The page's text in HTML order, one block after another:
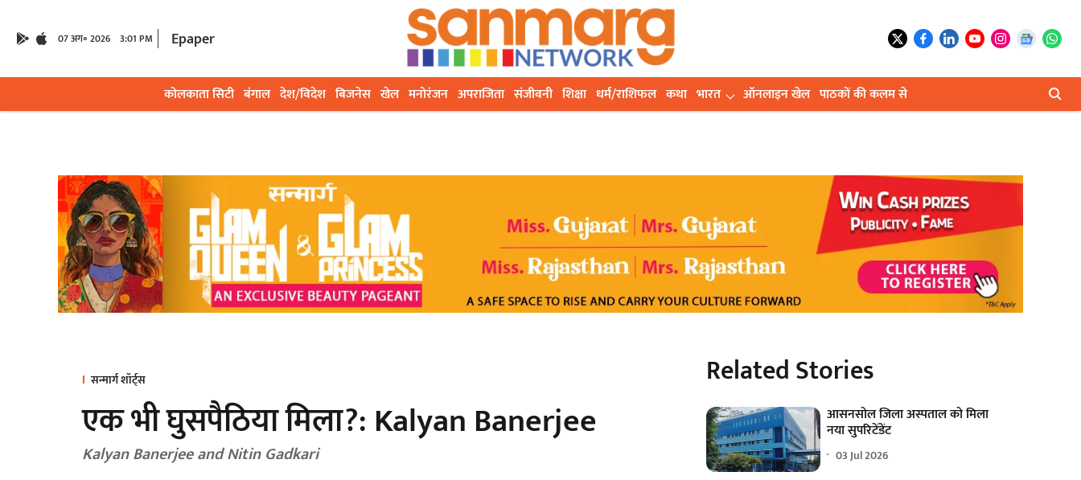
07 अग॰ 2026 3:01 PM Epaper
कोलकाता सिटी बंगाल देश/विदेश बिजनेस खेल मनोरंजन अपराजिता संजीवनी शिक्षा धर्म/राशिफल कथा भारत ऑनलाइन खेल पाठकों की कलम से
सन्मार्ग शॉर्ट्स
एक भी घुसपैठिया मिला?: Kalyan Banerjee
Kalyan Banerjee and Nitin Gadkari
Related Stories
आसनसोल जिला अस्पताल को मिला
नया सुपरिटेंडेंट
03 Jul 2026